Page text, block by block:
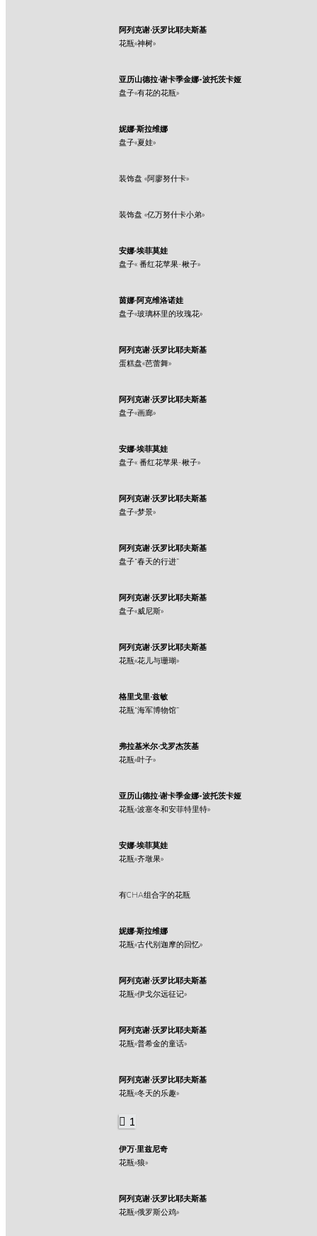
阿列克谢·沃罗比耶夫斯基
花瓶«神树»
亚历山德拉·谢卡季金娜-波托茨卡娅
盘子«有花的花瓶»
妮娜·斯拉维娜
盘子«夏娃»
装饰盘 «阿廖努什卡»
装饰盘 «亿万努什卡小弟»
安娜·埃菲莫娃
盘子« 番红花苹果-楸子»
茵娜·阿克维洛诺娃
盘子«玻璃杯里的玫瑰花»
阿列克谢·沃罗比耶夫斯基
蛋糕盘«芭蕾舞»
阿列克谢·沃罗比耶夫斯基
盘子«画廊»
安娜·埃菲莫娃
盘子« 番红花苹果-楸子»
阿列克谢·沃罗比耶夫斯基
盘子«梦景»
阿列克谢·沃罗比耶夫斯基
盘子“春天的行进”
阿列克谢·沃罗比耶夫斯基
盘子«威尼斯»
阿列克谢·沃罗比耶夫斯基
花瓶«花儿与珊瑚»
格里戈里·兹敏
花瓶“海军博物馆”
弗拉基米尔·戈罗杰茨基
花瓶«叶子»
亚历山德拉·谢卡季金娜-波托茨卡娅
花瓶«波塞冬和安菲特里特»
安娜·埃菲莫娃
花瓶«齐墩果»
有CHA组合字的花瓶
妮娜·斯拉维娜
花瓶«古代别迦摩的回忆»
阿列克谢·沃罗比耶夫斯基
花瓶«伊戈尔远征记»
阿列克谢·沃罗比耶夫斯基
花瓶«普希金的童话»
阿列克谢·沃罗比耶夫斯基
花瓶«冬天的乐趣»
1
伊万·里兹尼奇
花瓶«狼»
阿列克谢·沃罗比耶夫斯基
花瓶«俄罗斯公鸡»